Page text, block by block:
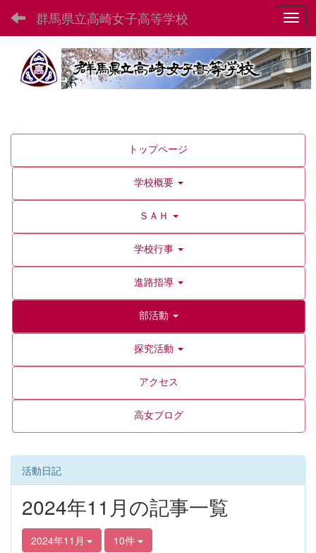
群馬県立高崎女子高等学校
トップページ
学校概要
ＳＡＨ
学校行事
進路指導
部活動
探究活動
アクセス
高女ブログ
活動日記
2024年11月の記事一覧
2024年11月 10件